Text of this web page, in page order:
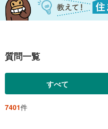
質問一覧
すべて
7401件